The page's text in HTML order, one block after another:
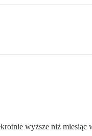
wyższe niż